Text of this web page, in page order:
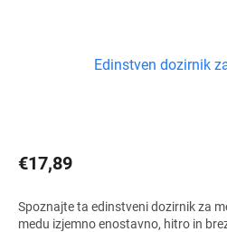
Edinstven dozirnik
€17,89
Spoznajte ta edinstveni dozirnik za
medu izjemno enostavno, hitro in